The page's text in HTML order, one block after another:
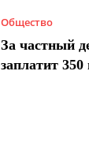
Общество
За частный
заплатит